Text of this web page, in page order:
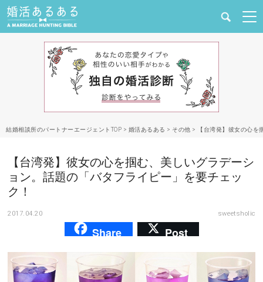
婚活と結婚
合コン・街コン
あるある
結婚相談所のパートナーエージェントTOP > 婚活あるある > その他 > 【台湾発】彼女の心
【台湾発】彼女の心を掴む、美しいグラデーシ
ョン。話題の「バタフライピー」を要チェッ
ク！
2017.04.20 sweetsholic
Share Post